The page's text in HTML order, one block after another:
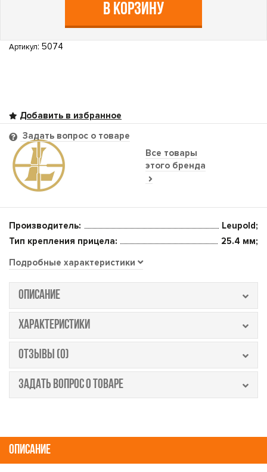
В КОРЗИНУ
Артикул: 5074
Все товары
этого бренда
Задать вопрос о товаре
Производитель:
Leupold;
Тип крепления прицела:
25.4 мм;
Подробные характеристики
ОПИСАНИЕ
ХАРАКТЕРИСТИКИ
ОТЗЫВЫ (0)
ЗАДАТЬ ВОПРОС О ТОВАРЕ
ОПИСАНИЕ